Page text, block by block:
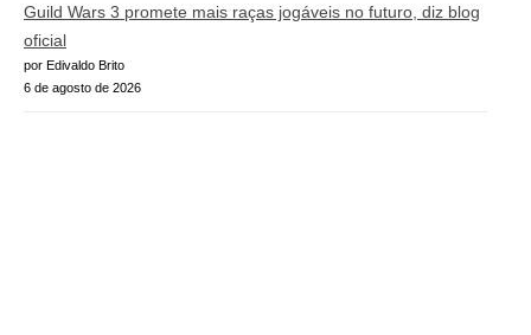
Guild Wars 3 promete mais raças jogáveis no futuro, diz blog
oficial
por Edivaldo Brito
6 de agosto de 2026